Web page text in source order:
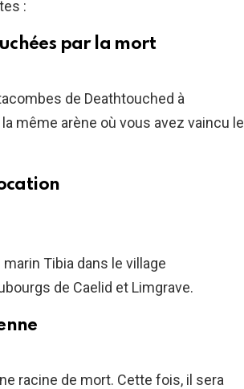
:
par la mort
de Deathtouched à
même arène où vous avez vaincu le
Tibia dans le village
de Caelid et Limgrave.
racine de mort. Cette fois, il sera